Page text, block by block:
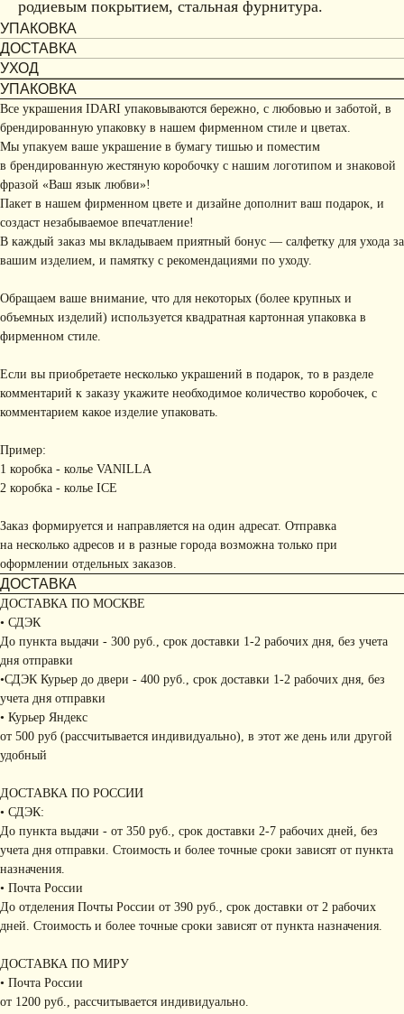
родиевым покрытием, стальная фурнитура.
УПАКОВКА
ДОСТАВКА
УХОД
УПАКОВКА
Все украшения IDARI упаковываются бережно, с любовью и заботой, в
брендированную упаковку в нашем фирменном стиле и цветах.
Мы упакуем ваше украшение в бумагу тишью и поместим
в брендированную жестяную коробочку с нашим логотипом и знаковой
фразой «Ваш язык любви»!
Пакет в нашем фирменном цвете и дизайне дополнит ваш подарок, и
создаст незабываемое впечатление!
В каждый заказ мы вкладываем приятный бонус — салфетку для ухода за
вашим изделием, и памятку с рекомендациями по уходу.
Обращаем ваше внимание, что для некоторых (более крупных и
объемных изделий) используется квадратная картонная упаковка в
фирменном стиле.
Если вы приобретаете несколько украшений в подарок, то в разделе
комментарий к заказу укажите необходимое количество коробочек, с
комментарием какое изделие упаковать.
Пример:
1 коробка - колье VANILLA
2 коробка - колье ICE
Заказ формируется и направляется на один адресат. Отправка
на несколько адресов и в разные города возможна только при
оформлении отдельных заказов.
ДОСТАВКА
ДОСТАВКА ПО МОСКВЕ
• СДЭК
До пункта выдачи - 300 руб., срок доставки 1-2 рабочих дня, без учета
дня отправки
•СДЭК Курьер до двери - 400 руб., срок доставки 1-2 рабочих дня, без
учета дня отправки
• Курьер Яндекс
от 500 руб (рассчитывается индивидуально), в этот же день или другой
удобный
ДОСТАВКА ПО РОССИИ
• СДЭК:
До пункта выдачи - от 350 руб., срок доставки 2-7 рабочих дней, без
учета дня отправки. Стоимость и более точные сроки зависят от пункта
назначения.
• Почта России
До отделения Почты России от 390 руб., срок доставки от 2 рабочих
дней. Стоимость и более точные сроки зависят от пункта назначения.
ДОСТАВКА ПО МИРУ
• Почта России
от 1200 руб., рассчитывается индивидуально.